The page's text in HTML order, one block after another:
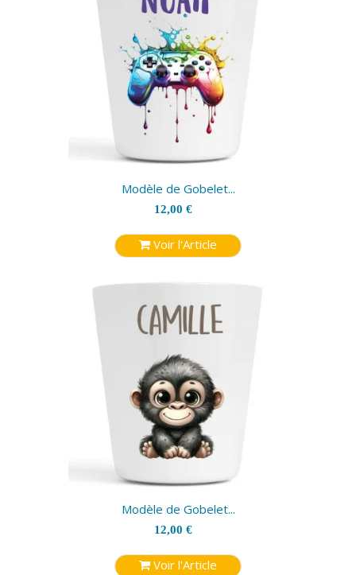
Modèle de Gobelet...
12,00 €
Voir l'Article
Modèle de Gobelet...
12,00 €
Voir l'Article